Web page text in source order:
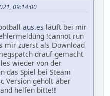
09:14:00
aus.es läuft bei mir
!cannot run
mir zuerst als Download
drauf gemacht
wieder von der
das Spiel bei Steam
Version geholt aber
helfen bitte!!